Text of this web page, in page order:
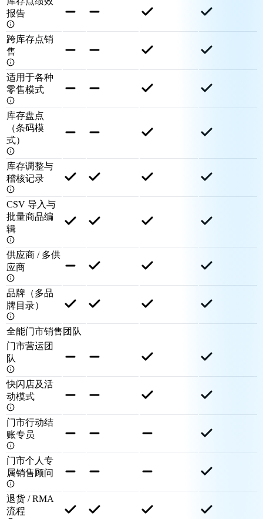
报告
跨库存点销
售
适用于各种
零售模式
库存盘点
（条码模
式）
库存调整与
稽核记录
CSV 导入与
批量商品编
辑
供应商 / 多供
应商
品牌（多品
牌目录）
全能门市销售团队
门市营运团
队
快闪店及活
动模式
门市行动结
账专员
门市个人专
属销售顾问
退货 / RMA
流程